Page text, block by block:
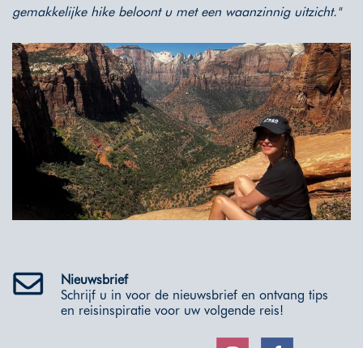
gemakkelijke hike beloont u met een waanzinnig uitzicht."
Nieuwsbrief
Schrijf u in voor de nieuwsbrief en ontvang tips
en reisinspiratie voor uw volgende reis!